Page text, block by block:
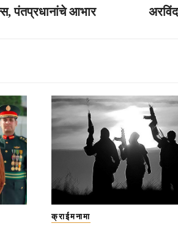
पंतप्रधानांचे आभार
क्राईमनामा